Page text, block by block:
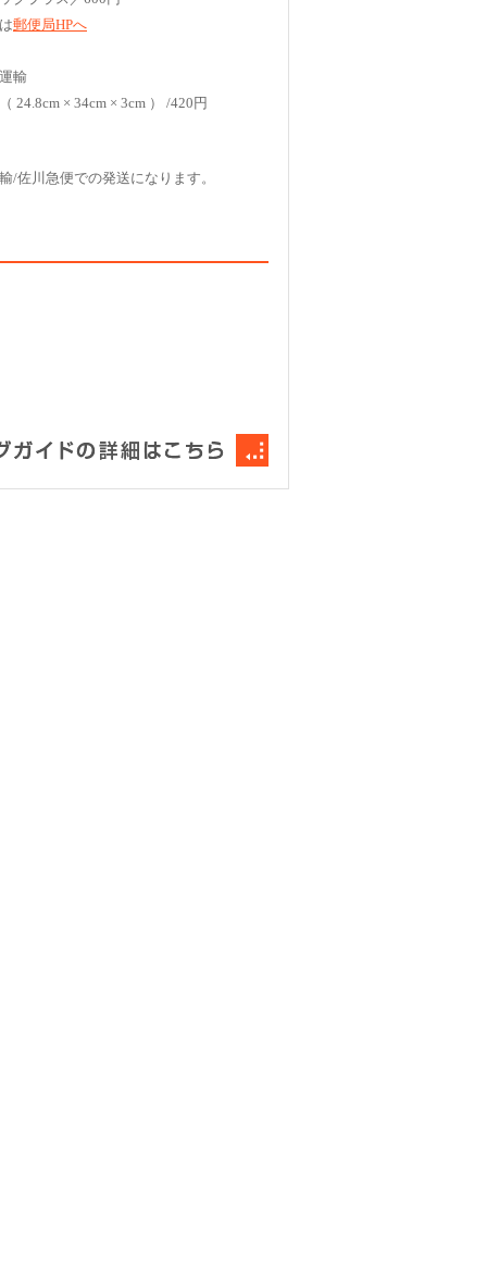
郵便局HPへ
輸
24.8cm × 34cm × 3cm ） /420円
/佐川急便での発送になります。